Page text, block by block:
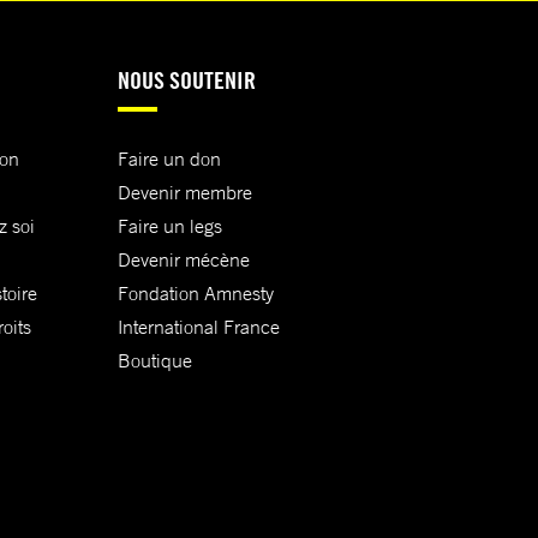
soi
NOUS SOUTENIR
Faire un don
Devenir membre
Faire un legs
Devenir mécène
Fondation Amnesty
International France
Boutique